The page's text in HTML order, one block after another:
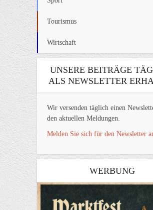
Tourismus
Wirtschaft
UNSERE BEITRÄGE
ALS NEWSLETTER
Wir versenden täglich einen
den aktuellen Meldungen.
Melden Sie sich für den Newsletter
WERBUNG